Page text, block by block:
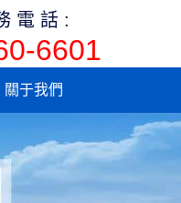
電話:
6601
關于我們